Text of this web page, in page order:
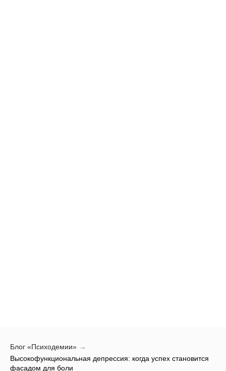
Блог «Психодемии» →
Высокофункциональная депрессия: когда успех становится
фасадом для боли